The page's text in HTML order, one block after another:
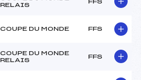
RELAIS
FFS
COUPE DU MONDE FFS
COUPE DU MONDE
RELAIS
FFS